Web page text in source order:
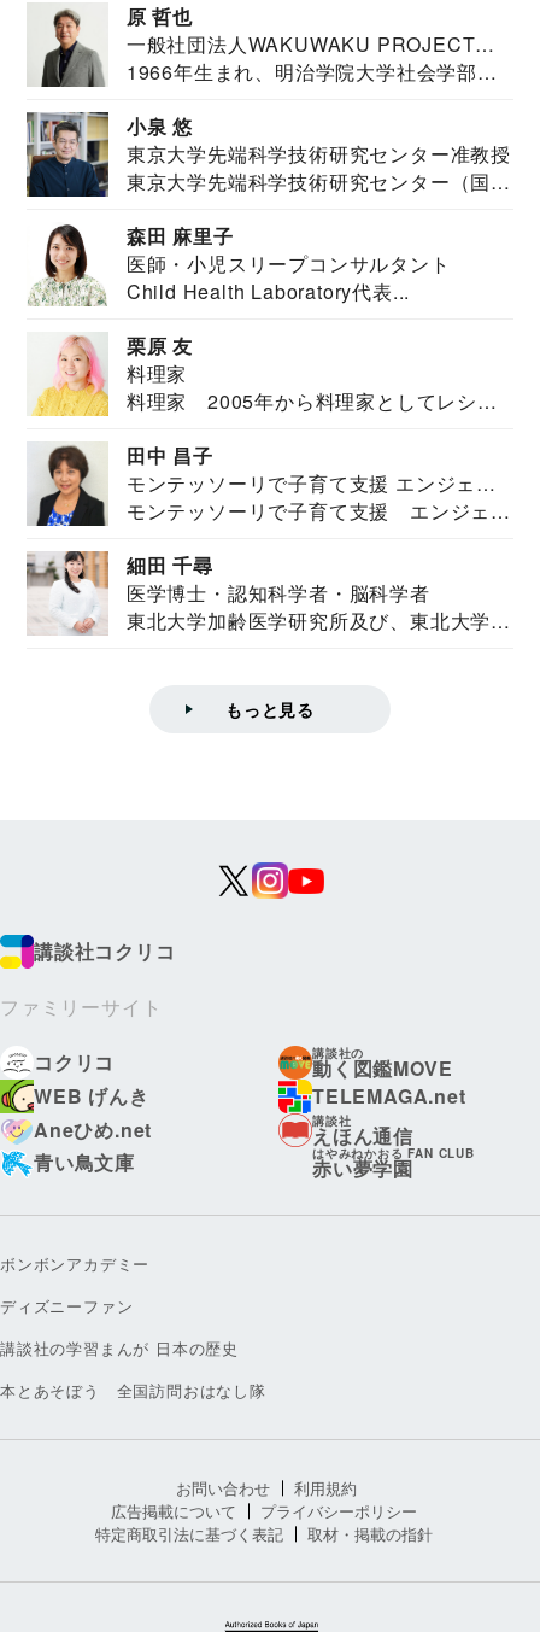
原 哲也
一般社団法人WAKUWAKU PROJECT
JAPAN代表・言語聴覚士・社会福祉士
1966年生まれ、明治学院大学社会学部福
小泉 悠
東京大学先端科学技術研究センター准教授
東京大学先端科学技術研究センター（国際
森田 麻里子
医師・小児スリープコンサルタント
Child Health Laboratory代表...
栗原 友
料理家
料理家 2005年から料理家としてレシピ
田中 昌子
モンテッソーリで子育て支援 エンジェル
ズハウス研究所所長
モンテッソーリで子育て支援 エンジェル
細田 千尋
医学博士・認知科学者・脳科学者
東北大学加齢医学研究所及び、東北大学大
もっと見る
講談社コクリコ
ファミリーサイト
コクリコ
講談社の
動く図鑑MOVE
WEB げんき
TELEMAGA.net
Aneひめ.net
講談社
えほん通信
青い鳥文庫
はやみねかおる FAN CLUB
赤い夢学園
ボンボンアカデミー
ディズニーファン
講談社の学習まんが 日本の歴史
本とあそぼう 全国訪問おはなし隊
お問い合わせ
利用規約
広告掲載について
プライバシーポリシー
特定商取引法に基づく表記
取材・掲載の指針